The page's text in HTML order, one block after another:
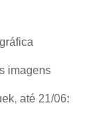
imagens
até 21/06: